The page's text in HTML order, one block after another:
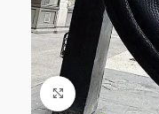
Click to